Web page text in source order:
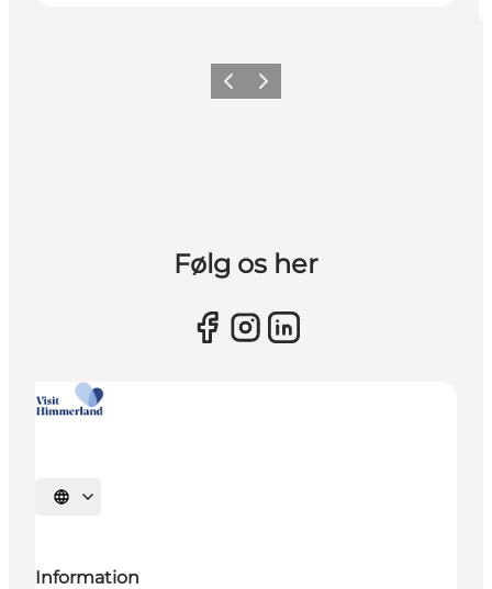
Vorherige Folie
Nächste Folie
Følg os her
Sprache auswählen
Information